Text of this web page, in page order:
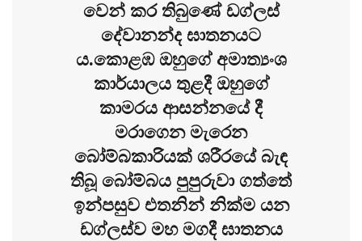
වෙන් කර තිබුණේ ඩග්ලස්
දේවානන්ද ඝාතනයට
ය.කොළඹ ඔහුගේ අමාත්‍යංශ
කාර්යාලය තුළදී ඔහුගේ
කාමරය ආසන්නයේ දී
මරාගෙන මැරෙන
බෝම්බකාරියක් ශරීරයේ බැඳ
තිබූ බෝම්බය පුපුරුවා ගත්තේ
ඉන්පසුව එතනින් නික්ම යන
ඩග්ලස්ව මහ මගදී ඝාතනය